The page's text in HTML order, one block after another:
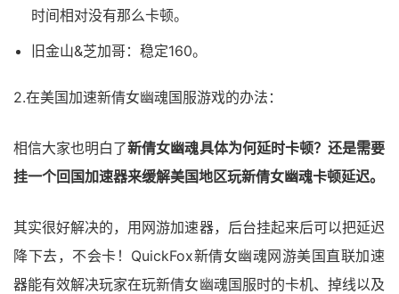
时间相对没有那么卡顿。
旧金山&芝加哥：稳定160。
2.在美国加速新倩女幽魂国服游戏的办法：
相信大家也明白了新倩女幽魂具体为何延时卡顿？还是需要
挂一个回国加速器来缓解美国地区玩新倩女幽魂卡顿延迟。
其实很好解决的，用网游加速器，后台挂起来后可以把延迟
降下去，不会卡！QuickFox新倩女幽魂网游美国直联加速
器能有效解决玩家在玩新倩女幽魂国服时的卡机、掉线以及